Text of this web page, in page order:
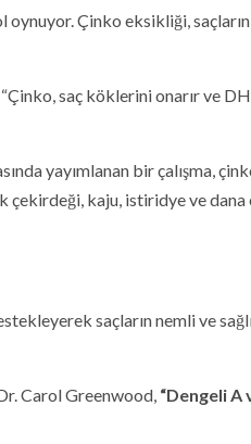
Çinko eksikliği,
saç köklerini onarır ve
yayımlanan bir çalışma,
çekirdeği, kaju, istiridye ve dana
saçların nemli ve
Carol Greenwood, “Dengeli A